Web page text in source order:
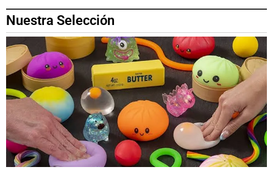
Nuestra Selección